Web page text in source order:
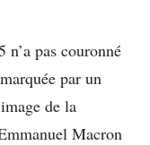
n’a pas couronné
par un
de la
Macron